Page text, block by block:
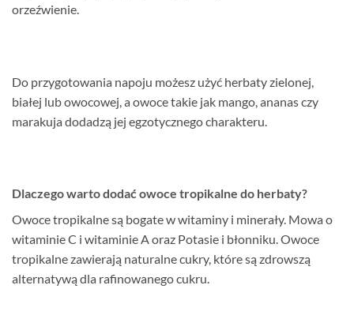
orzeźwienie.
Do przygotowania napoju możesz użyć herbaty zielonej,
białej lub owocowej, a owoce takie jak mango, ananas czy
marakuja dodadzą jej egzotycznego charakteru.
Dlaczego warto dodać owoce tropikalne do herbaty?
Owoce tropikalne są bogate w witaminy i minerały. Mowa o
witaminie C i witaminie A oraz Potasie i błonniku. Owoce
tropikalne zawierają naturalne cukry, które są zdrowszą
alternatywą dla rafinowanego cukru.